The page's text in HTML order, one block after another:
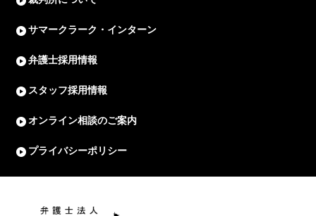
サマークラーク・インターン
弁護士採用情報
スタッフ採用情報
オンライン相談のご案内
プライバシーポリシー